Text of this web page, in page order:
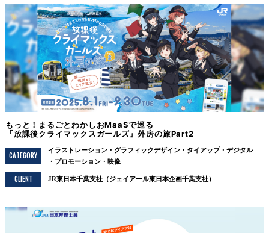
もっと！まるごとわかしおMaaSで巡る
『放課後クライマックスガールズ』外房の旅Part2
CATEGORY
イラストレーション グラフィックデザイン タイアップ
デジタル
プロモーション
映像
CLIENT JR東日本千葉支社（ジェイアール東日本企画千葉支社）